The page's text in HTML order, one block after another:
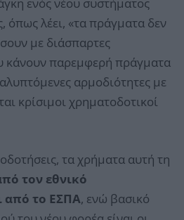
ενός νέου συστήματος
όπως λέει, «τα πράγματα δεν
με διάσπαρτες
κάνουν παρεμφερή πράγματα
αρμοδιότητες με
κρίσιμοι χρηματοδοτικοί
τα χρήματα αυτή τη
τον εθνικό
από το ΕΣΠΑ, ενώ βασικό